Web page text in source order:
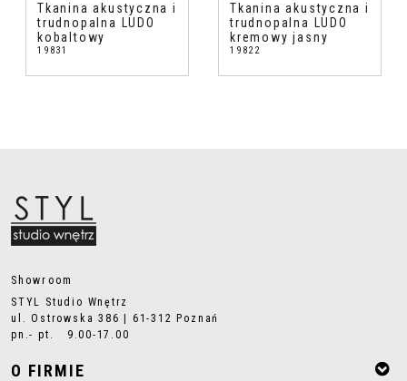
Tkanina akustyczna i
trudnopalna LUDO
kobaltowy
19831
Tkanina akustyczna i
trudnopalna LUDO
kremowy jasny
19822
Showroom
STYL Studio Wnętrz
ul. Ostrowska 386 | 61-312 Poznań
pn.- pt. 9.00-17.00
O FIRMIE